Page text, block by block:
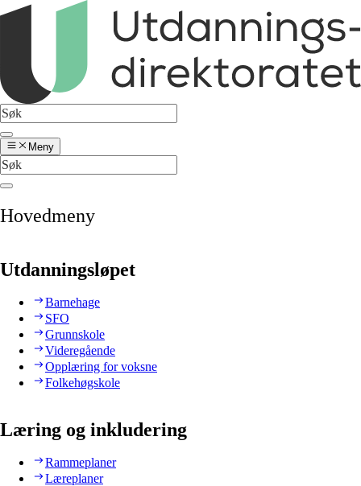
Meny
Hovedmeny
Utdanningsløpet
Barnehage
SFO
Grunnskole
Videregående
Opplæring for voksne
Folkehøgskole
Læring og inkludering
Rammeplaner
Læreplaner